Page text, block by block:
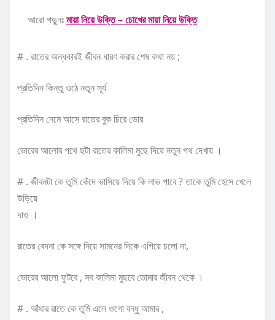
আরো পড়ুনঃমায়া নিয়ে উক্তি – চোখের মায়া নিয়ে উক্তি
# . রাতের অন্ধকারই জীবন ধারণ করার শেষ কথা নয় ;
প্রতিদিন কিন্তু ওঠে নতুন সূর্য
প্রতিদিন নেমে আসে রাতের বুক চিরে ভোর
ভোরের আলোর পথে ছটা রাতের কালিমা মুছে দিয়ে নতুন পথ দেখায় ।
# . জীবনটা কে তুমি কেঁদে ভাসিয়ে দিয়ে কি লাভ পাবে ? তাকে তুমি হেসে খেলে
উড়িয়ে
দাও ।
রাতের বেদনা কে সঙ্গে নিয়ে সামনের দিকে এগিয়ে চলো না,
ভোরের আলো ফুটবে , সব কালিমা মুছবে তোমার জীবন থেকে ।
# . আঁধার রাতে কে তুমি এলে ওগো বন্ধু আমার ,